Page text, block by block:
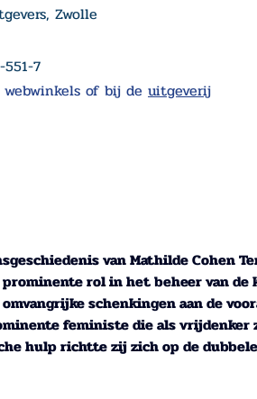
Zwolle
7
webwinkels of bij de uitgeverij
van Mathilde Cohen
prominente rol in het beheer van
schenkingen aan de
feministe die als vrijdenker
hulp richtte zij zich op de